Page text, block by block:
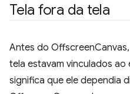
Tela fora da tela
Antes do
tela estavam vinculados ao
significa que ele dependia